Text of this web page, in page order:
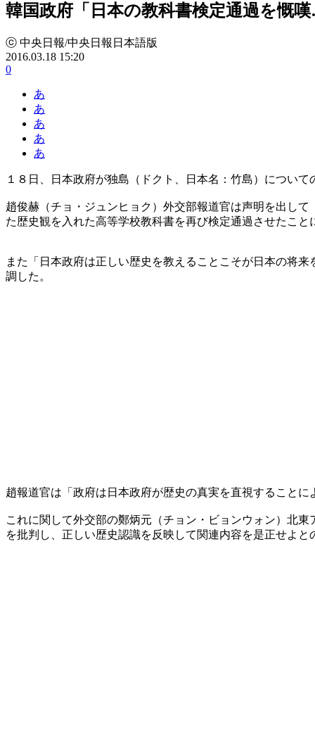
韓国政府「日本の教科書検定通過を慨
ⓒ 中央日報/中央日報日本語版
2016.03.18 15:20
0
あ
あ
あ
あ
あ
１８日、日本政府が独島（ドクト、日本名：竹島）につい
趙俊赫（チョ・ジュンヒョク）外交部報道官は声明を出し
た歴史観を入れた高等学校教科書を再び検定通過させたこ
また「日本政府は正しい歴史を教えることこそが日本の将
調した。
趙報道官は「政府は日本政府が歴史の真実を直視すること
これに関して外交部の鄭炳元（チョン・ビョンウォン）北
を批判し、正しい歴史認識を反映して関連内容を是正せよと